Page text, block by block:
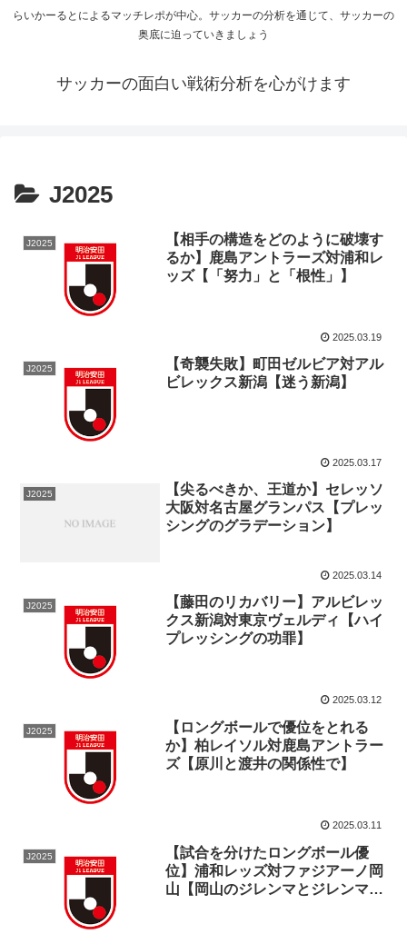
らいかーるとによるマッチレポが中心。サッカーの分析を通じて、サッカーの
奥底に迫っていきましょう
サッカーの面白い戦術分析を心がけます
J2025
J2025
【相手の構造をどのように破壊す
るか】鹿島アントラーズ対浦和レ
ッズ【「努力」と「根性」】
2025.03.19
J2025
【奇襲失敗】町田ゼルビア対アル
ビレックス新潟【迷う新潟】
2025.03.17
J2025
【尖るべきか、王道か】セレッソ
大阪対名古屋グランパス【プレッ
シングのグラデーション】
2025.03.14
J2025
【藤田のリカバリー】アルビレッ
クス新潟対東京ヴェルディ【ハイ
プレッシングの功罪】
2025.03.12
J2025
【ロングボールで優位をとれる
か】柏レイソル対鹿島アントラー
ズ【原川と渡井の関係性で】
2025.03.11
J2025
【試合を分けたロングボール優
位】浦和レッズ対ファジアーノ岡
山【岡山のジレンマとジレンマを